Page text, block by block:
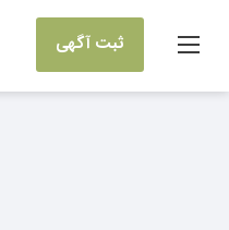
ثبت آگهی